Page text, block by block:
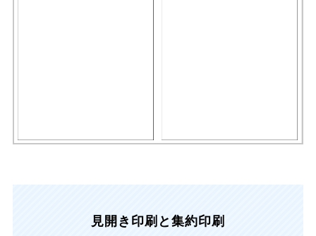
見開き印刷と集約印刷